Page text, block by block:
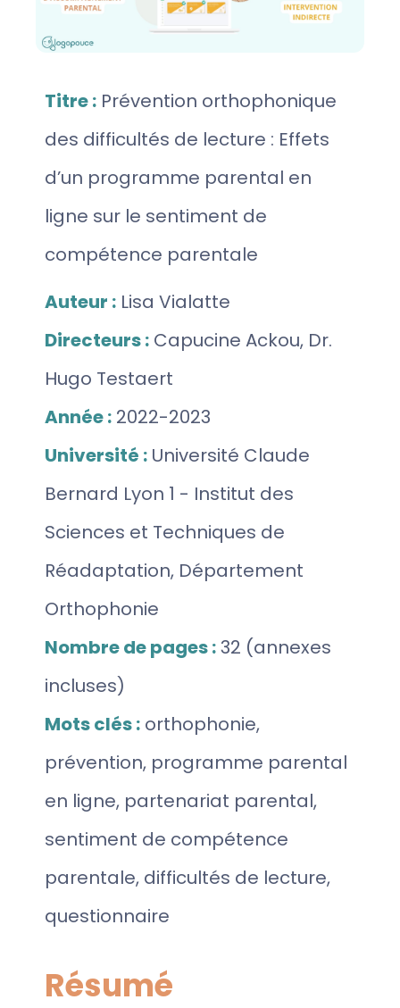
Titre : Prévention orthophonique
des difficultés de lecture : Effets
d’un programme parental en
ligne sur le sentiment de
compétence parentale
Auteur : Lisa Vialatte
Directeurs : Capucine Ackou, Dr.
Hugo Testaert
Année : 2022-2023
Université : Université Claude
Bernard Lyon 1 - Institut des
Sciences et Techniques de
Réadaptation, Département
Orthophonie
Nombre de pages :32 (annexes
incluses)
Mots clés : orthophonie,
prévention, programme parental
en ligne, partenariat parental,
sentiment de compétence
parentale, difficultés de lecture,
questionnaire
Résumé